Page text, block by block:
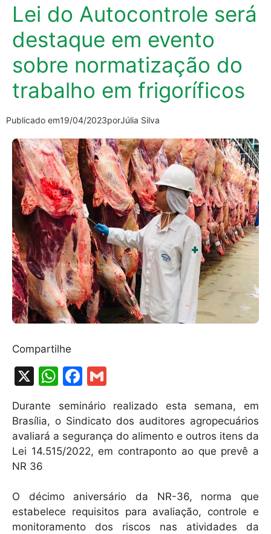
Lei do Autocontrole será
destaque em evento
sobre normatização do
trabalho em frigoríficos
Publicado em19/04/2023porJúlia Silva
Compartilhe
X
W
at
s
A
p
F
a
c
e
b
o
k
ai
l
Durante seminário realizado esta semana, em
Brasília, o Sindicato dos auditores agropecuários
avaliará a segurança do alimento e outros itens da
Lei 14.515/2022, em contraponto ao que prevê a
NR 36
O décimo aniversário da NR-36, norma que
estabelece requisitos para avaliação, controle e
monitoramento dos riscos nas atividades da